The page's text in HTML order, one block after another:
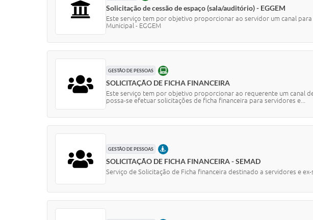
Solicitação de cessão de espaço (sala/auditório) - EGGEM
Este serviço tem por objetivo proporcionar ao servidor um canal
Municipal - EGGEM
GESTÃO DE PESSOAS ONLINE
SOLICITAÇÃO DE FICHA FINANCEIRA
Este serviço tem por objetivo proporcionar ao requerente um canal
possa-se efetuar solicitações de ficha financeira para servidores e...
GESTÃO DE PESSOAS PRESENCIAL
SOLICITAÇÃO DE FICHA FINANCEIRA - SEMAD
Serviço de Solicitação de Ficha financeira destinado a servidores e